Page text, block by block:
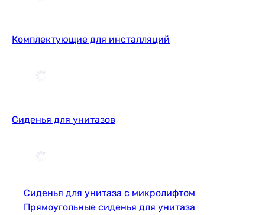
Комплектующие для инсталляций
Сиденья для унитазов
Сиденья для унитаза с микролифтом
Прямоугольные сиденья для унитаза